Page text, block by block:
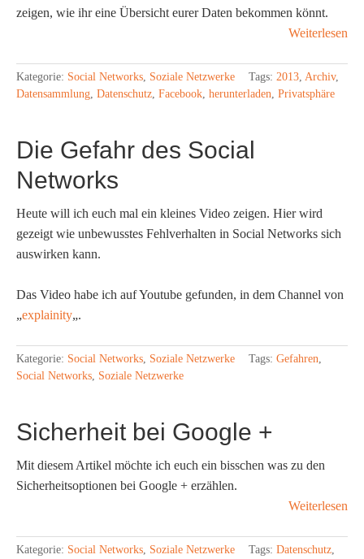
zeigen, wie ihr eine Übersicht eurer Daten bekommen könnt.
Weiterlesen
Kategorie: Social Networks, Soziale Netzwerke Tags: 2013, Archiv,
Datensammlung, Datenschutz, Facebook, herunterladen, Privatsphäre
Die Gefahr des Social
Networks
Heute will ich euch mal ein kleines Video zeigen. Hier wird
gezeigt wie unbewusstes Fehlverhalten in Social Networks sich
auswirken kann.
Das Video habe ich auf Youtube gefunden, in dem Channel von
„explainity„.
Kategorie: Social Networks, Soziale Netzwerke Tags: Gefahren,
Social Networks, Soziale Netzwerke
Sicherheit bei Google +
Mit diesem Artikel möchte ich euch ein bisschen was zu den
Sicherheitsoptionen bei Google + erzählen.
Weiterlesen
Kategorie: Social Networks, Soziale Netzwerke Tags: Datenschutz,